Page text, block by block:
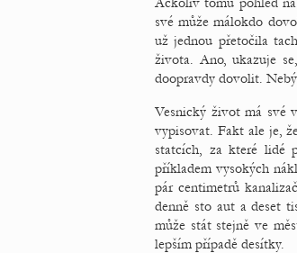
své může málokdo
už jednou přetočila
života. Ano, ukazuje
doopravdy dovolit.
Vesnický život má své
vypisovat. Fakt ale je,
statcích, za které lidé
příkladem vysokých
pár centimetrů
denně sto aut a deset
může stát stejně ve
lepším případě desítky.